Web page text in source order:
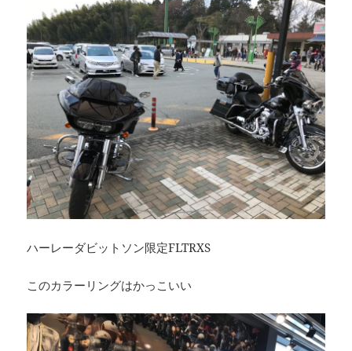
ハーレーダビットソン限定FLTRXS
このカラーリングはかっこいい